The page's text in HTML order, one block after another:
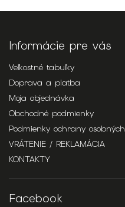
Informácie pre vás
Veľkostné tabuľky
Doprava a platba
Moja objednávka
Obchodné podmienky
Podmienky ochrany
VRÁTENIE / REKLAMÁCIA
KONTAKTY
Facebook